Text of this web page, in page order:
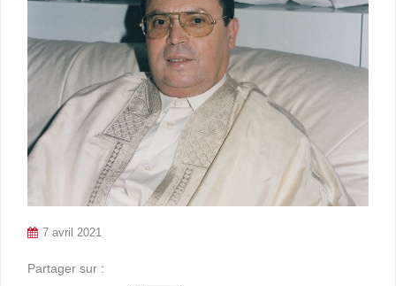
7 avril 2021
Partager sur :